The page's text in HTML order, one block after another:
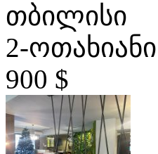
თბილისი
2-ოთახიანი
900 $